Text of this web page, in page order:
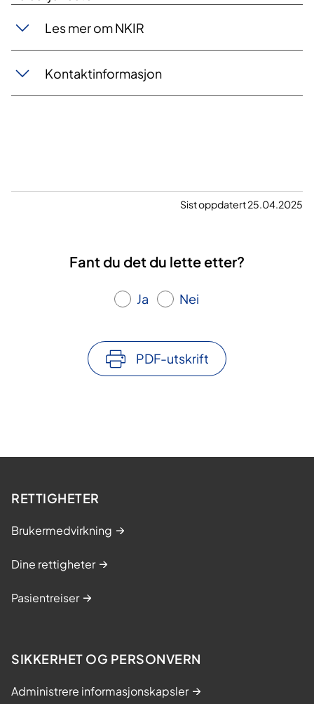
Les mer om NKIR
Kontaktinformasjon
Sist oppdatert 25.04.2025
Fant du det du lette etter?
Ja Nei
PDF-utskrift
RETTIGHETER
Brukermedvirkning
Dine rettigheter
Pasientreiser
SIKKERHET OG PERSONVERN
Administrere informasjonskapsler